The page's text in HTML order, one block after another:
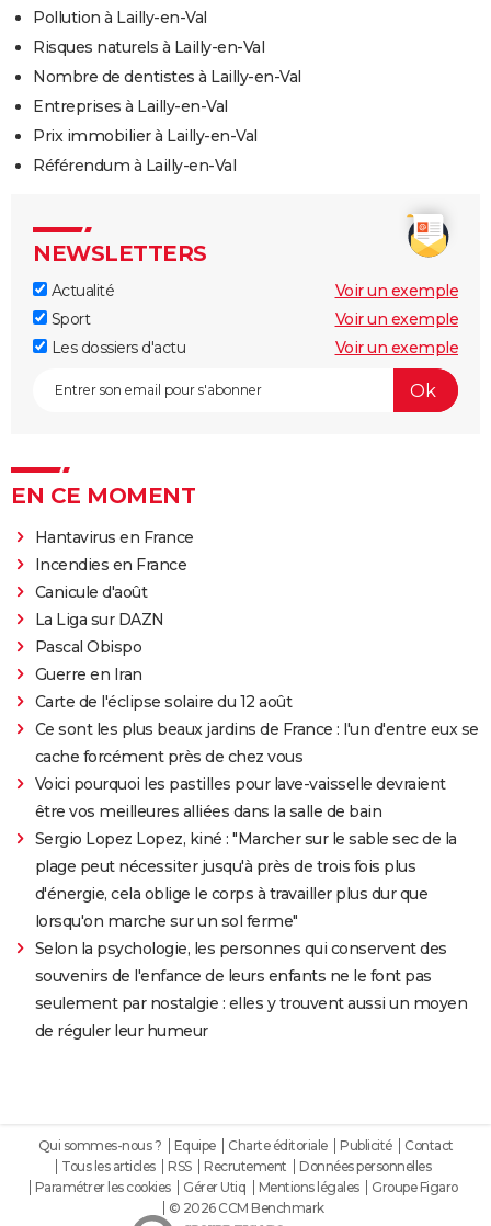
Pollution à Lailly-en-Val
Risques naturels à Lailly-en-Val
Nombre de dentistes à Lailly-en-Val
Entreprises à Lailly-en-Val
Prix immobilier à Lailly-en-Val
Référendum à Lailly-en-Val
NEWSLETTERS
Actualité
Voir un exemple
Sport
Voir un exemple
Les dossiers d'actu
Voir un exemple
EN CE MOMENT
Hantavirus en France
Incendies en France
Canicule d'août
La Liga sur DAZN
Pascal Obispo
Guerre en Iran
Carte de l'éclipse solaire du 12 août
Ce sont les plus beaux jardins de France : l'un d'entre eux se
cache forcément près de chez vous
Voici pourquoi les pastilles pour lave-vaisselle devraient
être vos meilleures alliées dans la salle de bain
Sergio Lopez Lopez, kiné : "Marcher sur le sable sec de la
plage peut nécessiter jusqu'à près de trois fois plus
d'énergie, cela oblige le corps à travailler plus dur que
lorsqu'on marche sur un sol ferme"
Selon la psychologie, les personnes qui conservent des
souvenirs de l'enfance de leurs enfants ne le font pas
seulement par nostalgie : elles y trouvent aussi un moyen
de réguler leur humeur
Qui sommes-nous ? Equipe Charte éditoriale Publicité
Contact
Tous les articles
RSS Recrutement
Données personnelles
Paramétrer les cookies
Gérer Utiq Mentions légales
Groupe Figaro
© 2026 CCM Benchmark